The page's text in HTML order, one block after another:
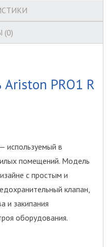
(0)
Ariston PRO1 R
используемый в
помещений. Модель
с простым и
клапан,
и закипания
оборудования.